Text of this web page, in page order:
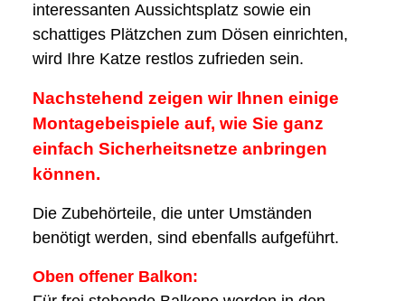
interessanten Aussichtsplatz sowie ein
schattiges Plätzchen zum Dösen einrichten,
wird Ihre Katze restlos zufrieden sein.
Nachstehend zeigen wir Ihnen einige
Montagebeispiele auf, wie Sie ganz
einfach Sicherheitsnetze anbringen
können.
Die Zubehörteile, die unter Umständen
benötigt werden, sind ebenfalls aufgeführt.
Oben offener Balkon: